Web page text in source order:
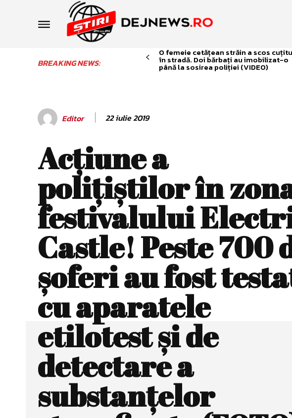
BREAKING NEWS:
O femeie cetățean străin a scos
în stradă. Doi bărbați au imobilizat-o
până la sosirea poliției (VIDEO)
Editor 22 iulie 2019
Acţiune a
poliţiştilor în
festivalului
Castle! Peste 700
şoferi au fost
cu aparatele
etilotest și de
detectare a
substanțelor